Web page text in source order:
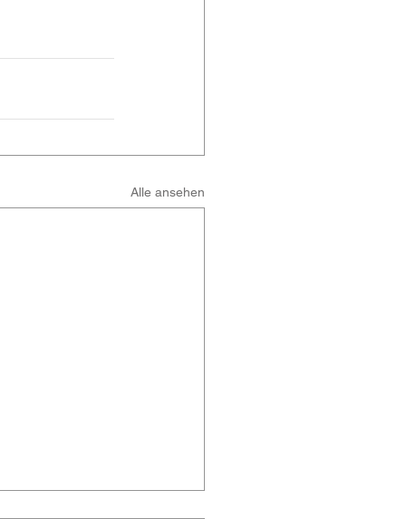
Alle ansehen